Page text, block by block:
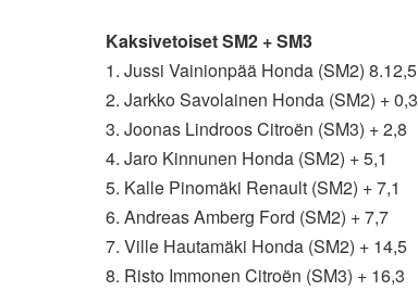
Kaksivetoiset SM2 + SM3
1. Jussi Vainionpää Honda (SM2) 8.12,5
2. Jarkko Savolainen Honda (SM2) + 0,3
3. Joonas Lindroos Citroën (SM3) + 2,8
4. Jaro Kinnunen Honda (SM2) + 5,1
5. Kalle Pinomäki Renault (SM2) + 7,1
6. Andreas Amberg Ford (SM2) + 7,7
7. Ville Hautamäki Honda (SM2) + 14,5
8. Risto Immonen Citroën (SM3) + 16,3